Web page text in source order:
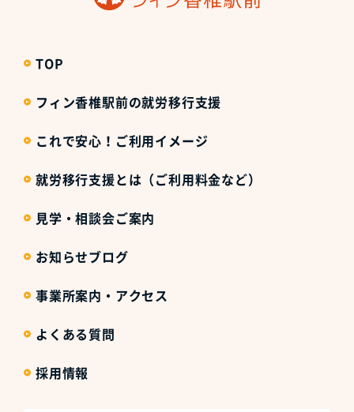
TOP
フィン香椎駅前の就労移行支援
これで安心！ご利用イメージ
就労移行支援とは（ご利用料金など）
見学・相談会ご案内
お知らせブログ
事業所案内・アクセス
よくある質問
採用情報